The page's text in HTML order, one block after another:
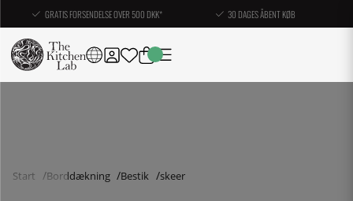
GRATIS FORSENDELSE OVER 500 DKK* 30 DAGES ÅBENT KØB
Start Borddækning Bestik skeer